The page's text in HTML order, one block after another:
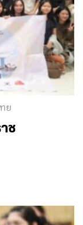
ย
ช